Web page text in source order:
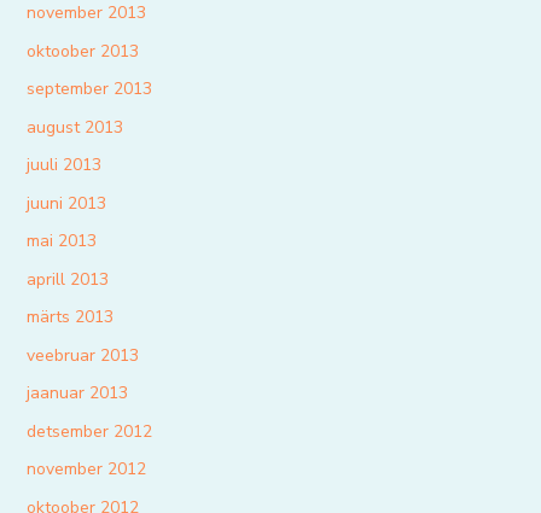
november 2013
oktoober 2013
september 2013
august 2013
juuli 2013
juuni 2013
mai 2013
aprill 2013
märts 2013
veebruar 2013
jaanuar 2013
detsember 2012
november 2012
oktoober 2012